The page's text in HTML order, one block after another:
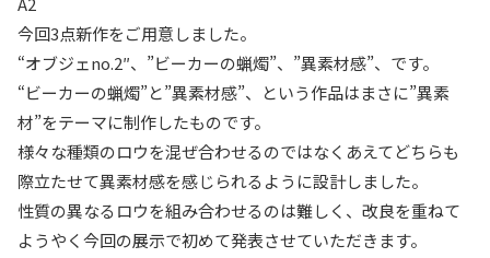
今回3点新作をご用意しました。
“オブジェno.2″、”ビーカーの蝋燭”、”異素材感”、です。
“ビーカーの蝋燭”と”異素材感”、という作品はまさに”異素
材”をテーマに制作したものです。
様々な種類のロウを混ぜ合わせるのではなくあえてどちらも
際立たせて異素材感を感じられるように設計しました。
性質の異なるロウを組み合わせるのは難しく、改良を重ねて
ようやく今回の展示で初めて発表させていただきます。